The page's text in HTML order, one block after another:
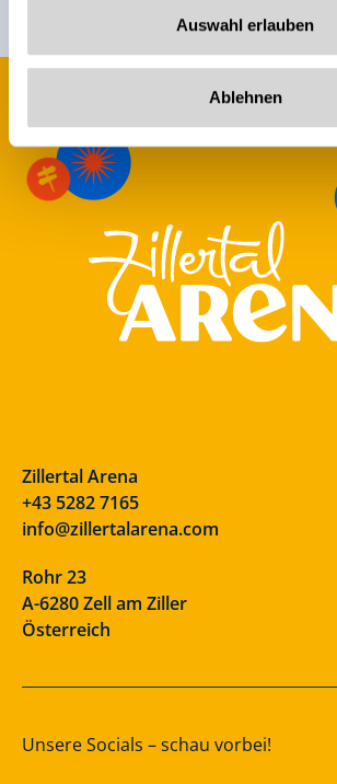
Auswahl erlauben
Ablehnen
Zillertal Arena
+43 5282 7165
info@zillertalarena.com
Rohr 23
A-6280 Zell am Ziller
Österreich
Unsere Socials – schau vorbei!